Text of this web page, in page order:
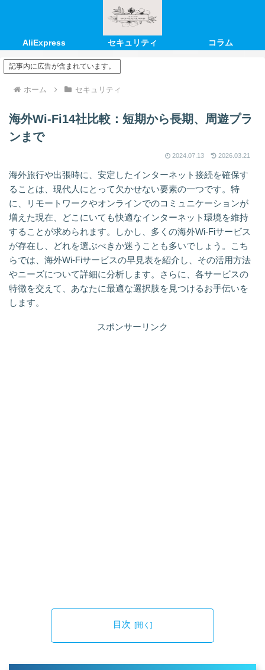
AliExpress セキュリティ コラム
記事内に広告が含まれています。
ホーム セキュリティ
海外Wi-Fi14社比較：短期から長期、周遊プラ
ンまで
2024.07.13 2026.03.21
海外旅行や出張時に、安定したインターネット接続を確保す
ることは、現代人にとって欠かせない要素の一つです。特
に、リモートワークやオンラインでのコミュニケーションが
増えた現在、どこにいても快適なインターネット環境を維持
することが求められます。しかし、多くの海外Wi-Fiサービス
が存在し、どれを選ぶべきか迷うことも多いでしょう。こち
らでは、海外Wi-Fiサービスの早見表を紹介し、その活用方法
やニーズについて詳細に分析します。さらに、各サービスの
特徴を交えて、あなたに最適な選択肢を見つけるお手伝いを
します。
スポンサーリンク
目次